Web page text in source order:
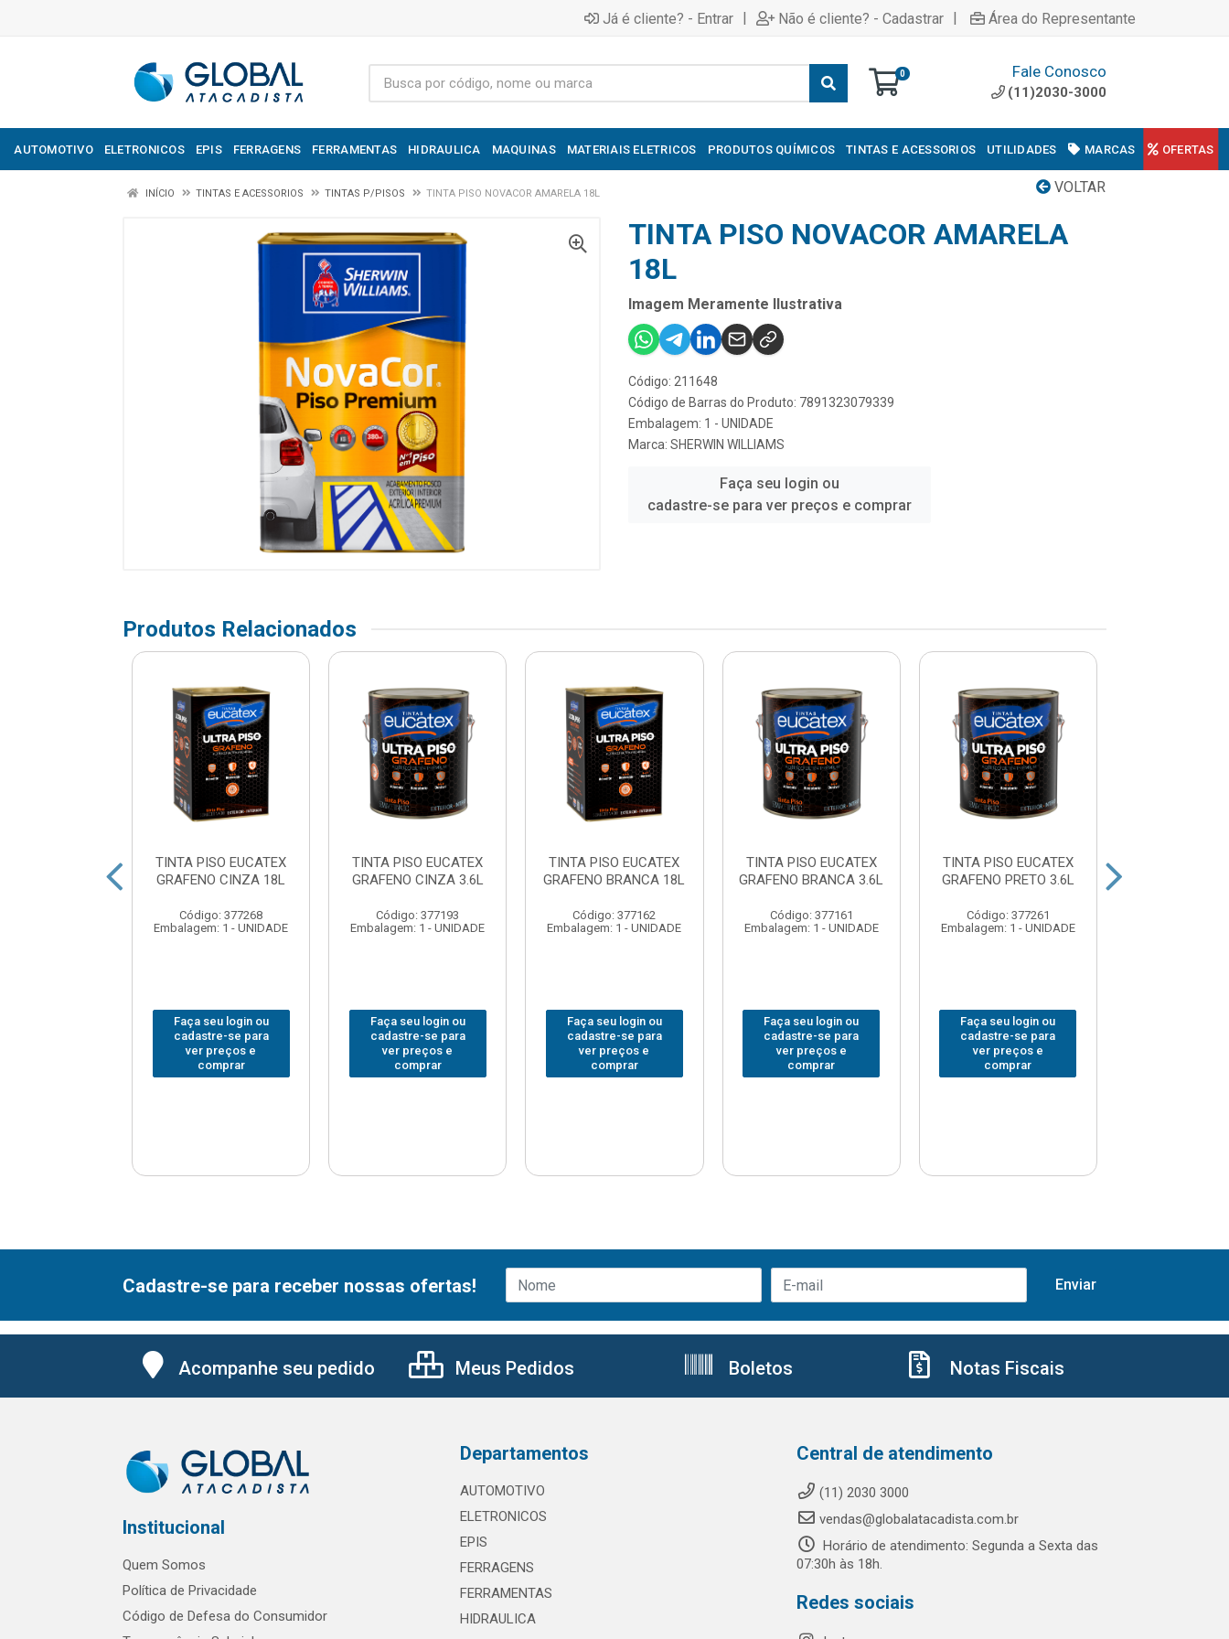
Já é cliente? - Entrar | Não é cliente? - Cadastrar | Área do Representante
0 Fale Conosco
(11)2030-3000
AUTOMOTIVO ELETRONICOS EPIS FERRAGENS FERRAMENTAS HIDRAULICA MAQUINAS MATERIAIS ELETRICOS PRODUTOS QUÍMICOS TINTAS E ACESSORIOS UTILIDADES MARCAS OFERTAS
VOLTAR
INÍCIO TINTAS E ACESSORIOS TINTAS P/PISOS TINTA PISO NOVACOR AMARELA 18L
TINTA PISO NOVACOR AMARELA
18L
Imagem Meramente Ilustrativa
Código: 211648
Código de Barras do Produto: 7891323079339
Embalagem: 1 - UNIDADE
Marca: SHERWIN WILLIAMS
Faça seu login ou
cadastre-se para ver preços e comprar
Produtos Relacionados
TINTA PISO EUCATEX
GRAFENO CINZA 18L
Código: 377268
Embalagem: 1 - UNIDADE
Faça seu login ou
cadastre-se para
ver preços e
comprar
TINTA PISO EUCATEX
GRAFENO CINZA 3.6L
Código: 377193
Embalagem: 1 - UNIDADE
Faça seu login ou
cadastre-se para
ver preços e
comprar
TINTA PISO EUCATEX
GRAFENO BRANCA 18L
Código: 377162
Embalagem: 1 - UNIDADE
Faça seu login ou
cadastre-se para
ver preços e
comprar
TINTA PISO EUCATEX
GRAFENO BRANCA 3.6L
Código: 377161
Embalagem: 1 - UNIDADE
Faça seu login ou
cadastre-se para
ver preços e
comprar
TINTA PISO EUCATEX
GRAFENO PRETO 3.6L
Código: 377261
Embalagem: 1 - UNIDADE
Faça seu login ou
cadastre-se para
ver preços e
comprar
Cadastre-se para receber nossas ofertas!
Acompanhe seu pedido Meus Pedidos Boletos Notas Fiscais
Institucional
Quem Somos
Política de Privacidade
Código de Defesa do Consumidor
Departamentos
AUTOMOTIVO
ELETRONICOS
EPIS
FERRAGENS
FERRAMENTAS
HIDRAULICA
Central de atendimento
(11) 2030 3000
vendas@globalatacadista.com.br
Horário de atendimento: Segunda a Sexta das
07:30h às 18h.
Redes sociais